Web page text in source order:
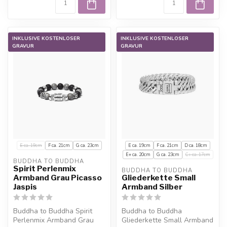
INKLUSIVE KOSTENLOSER
GRAVUR
E ca. 19cm F ca. 21cm G ca. 23cm
BUDDHA TO BUDDHA
Spirit Perlenmix
Armband Grau Picasso
Jaspis
Buddha to Buddha Spirit
Perlenmix Armband Grau
INKLUSIVE KOSTENLOSER
GRAVUR
E ca. 19cm F ca. 21cm
D ca. 18cm
E+ ca. 20cm
G ca. 23cm C+ ca. 17cm
BUDDHA TO BUDDHA
Gliederkette Small
Armband Silber
Buddha to Buddha
Gliederkette Small Armband